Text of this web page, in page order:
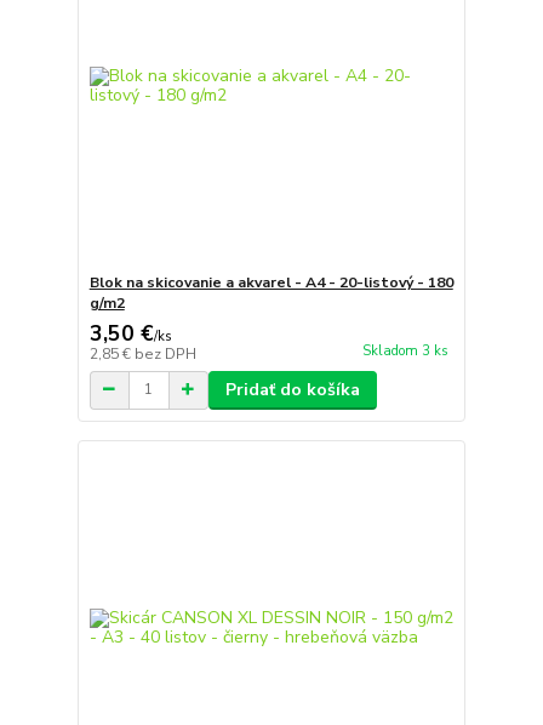
Blok na skicovanie a akvarel - A4 - 20-listový - 180
g/m2
3,50 €/ks
2,85 € bez DPH Skladom 3 ks
Pridať do košíka